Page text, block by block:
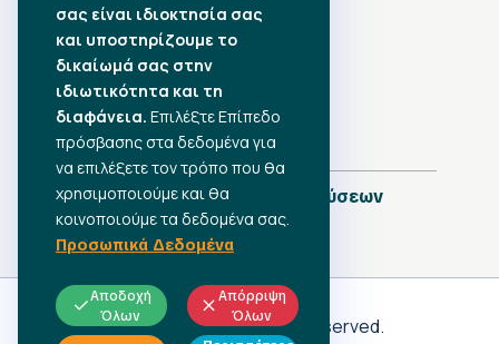
•Αύγουστος 2026
•Ιούλιος 2026
•Ιούνιος 2026
•Μάιος 2026
•Απρίλιος 2026
•Μάρτιος 2026
Πλήρες Ημερολόγιο Δημοσιεύσεων
Γ.Σ.Ε.Ε
© 2026 All rights reserved.
σας είναι ιδιοκτησία σας
και υποστηρίζουμε το
δικαίωμά σας στην
ιδιωτικότητα και τη
διαφάνεια. Επιλέξτε Επίπεδο
πρόσβασης στα δεδομένα για
να επιλέξετε τον τρόπο που θα
χρησιμοποιούμε και θα
κοινοποιούμε τα δεδομένα σας.
Προσωπικά Δεδομένα
Αποδοχή
Όλων
Απόρριψη
Όλων